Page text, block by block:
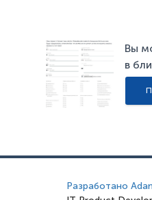
Вы
в
Разработано